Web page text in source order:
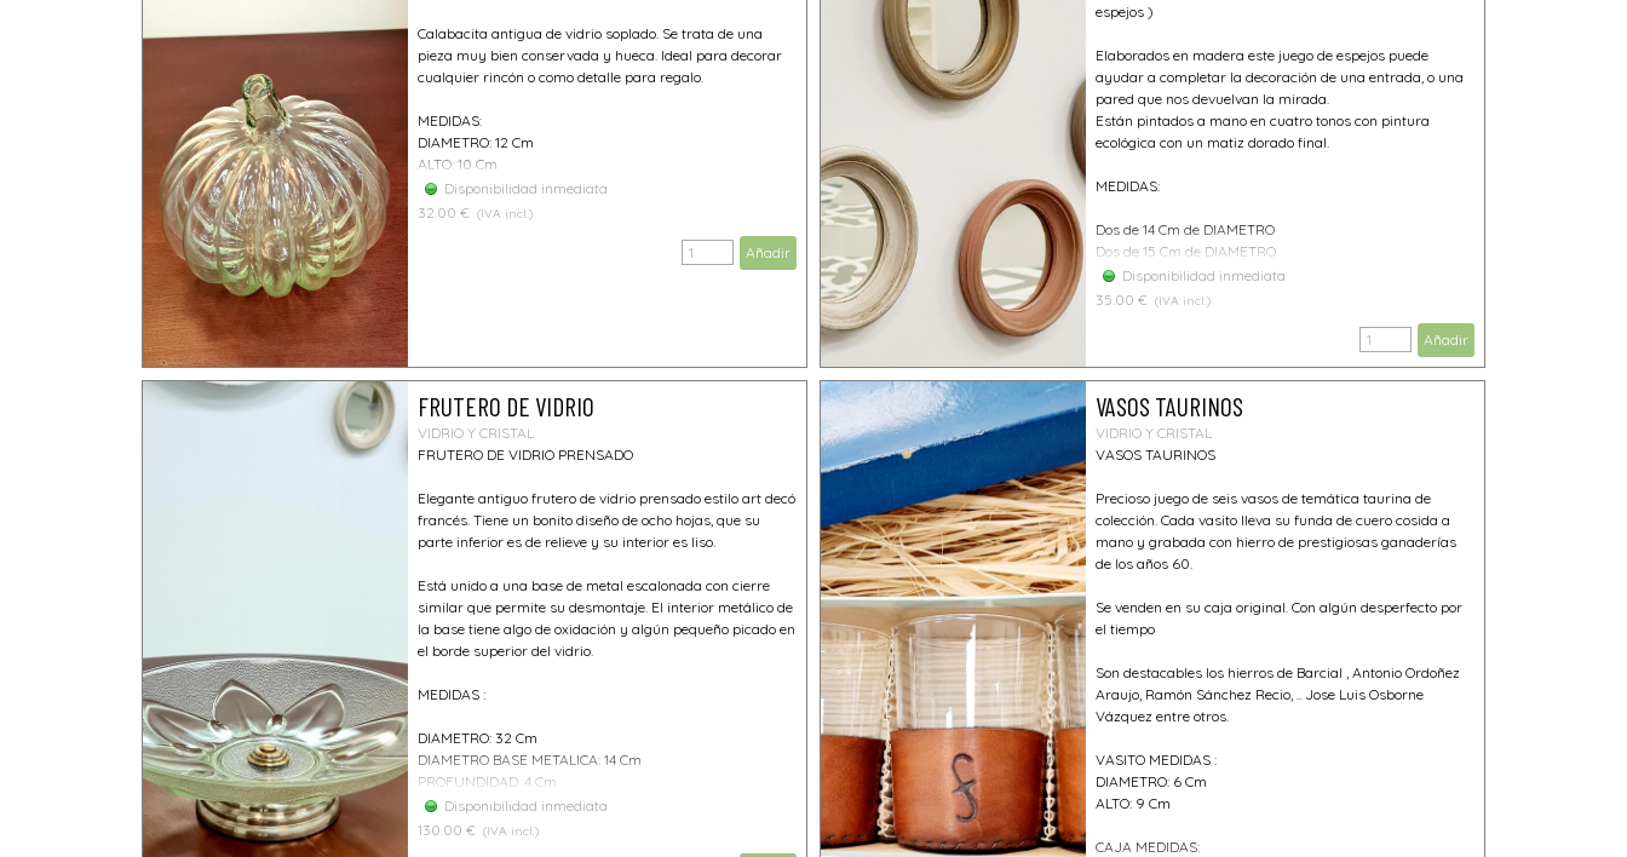
Calabacita antigua de vidrio soplado. Se trata de una
pieza muy bien conservada y hueca. Ideal para decorar
cualquier rincón o como detalle para regalo.
MEDIDAS:
DIAMETRO: 12 Cm
ALTO: 10 Cm
Disponibilidad inmediata
32.00 € (IVA incl.)
Añadir
espejos )
Elaborados en madera este juego de espejos puede
ayudar a completar la decoración de una entrada, o una
pared que nos devuelvan la mirada.
Están pintados a mano en cuatro tonos con pintura
ecológica con un matiz dorado final.
MEDIDAS:
Dos de 14 Cm de DIAMETRO
Dos de 15 Cm de DIAMETRO
Disponibilidad inmediata
35.00 € (IVA incl.)
Añadir
FRUTERO DE VIDRIO
VIDRIO Y CRISTAL
FRUTERO DE VIDRIO PRENSADO
Elegante antiguo frutero de vidrio prensado estilo art decó
francés. Tiene un bonito diseño de ocho hojas, que su
parte inferior es de relieve y su interior es liso.
Está unido a una base de metal escalonada con cierre
similar que permite su desmontaje. El interior metálico de
la base tiene algo de oxidación y algún pequeño picado en
el borde superior del vidrio.
MEDIDAS :
DIAMETRO: 32 Cm
DIAMETRO BASE METALICA: 14 Cm
PROFUNDIDAD: 4 Cm
Disponibilidad inmediata
130.00 € (IVA incl.)
VASOS TAURINOS
VIDRIO Y CRISTAL
VASOS TAURINOS
Precioso juego de seis vasos de temática taurina de
colección. Cada vasito lleva su funda de cuero cosida a
mano y grabada con hierro de prestigiosas ganaderías
de los años 60.
Se venden en su caja original. Con algún desperfecto por
el tiempo
Son destacables los hierros de Barcial , Antonio Ordoñez
Araujo, Ramón Sánchez Recio, .. Jose Luis Osborne
Vázquez entre otros.
VASITO MEDIDAS :
DIAMETRO: 6 Cm
ALTO: 9 Cm
CAJA MEDIDAS: